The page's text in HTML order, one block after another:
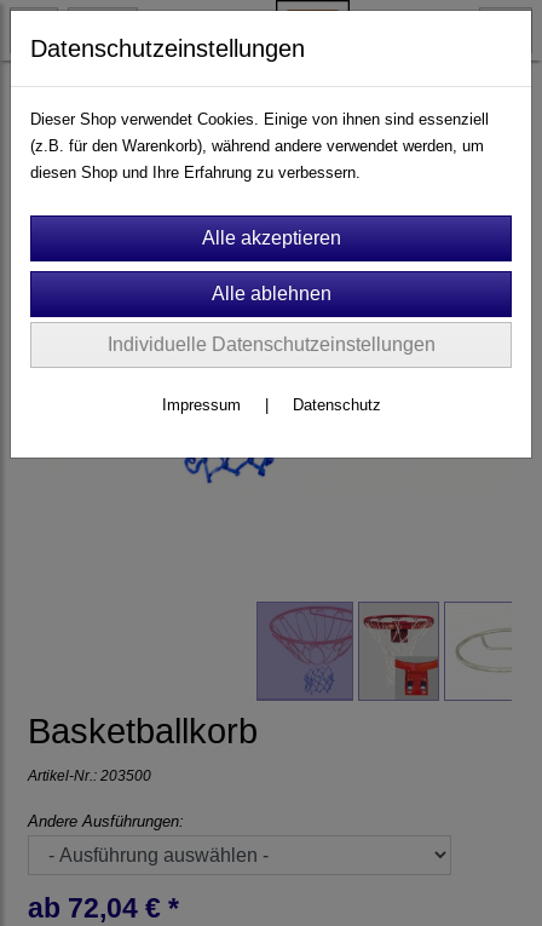
Basketballkorb
Artikel-Nr.: 203500
Andere Ausführungen:
ab 72,04 € *
Datenschutzeinstellungen
Dieser Shop verwendet Cookies. Einige von ihnen sind essenziell
(z.B. für den Warenkorb), während andere verwendet werden, um
diesen Shop und Ihre Erfahrung zu verbessern.
Individuelle Datenschutzeinstellungen
Impressum Datenschutz